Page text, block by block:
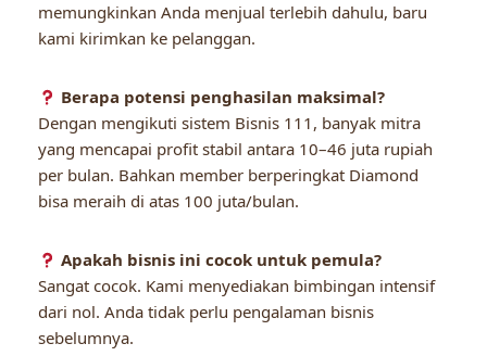
memungkinkan Anda menjual terlebih dahulu, baru
kami kirimkan ke pelanggan.
Berapa potensi penghasilan maksimal?
Dengan mengikuti sistem Bisnis 111, banyak mitra
yang mencapai profit stabil antara 10–46 juta rupiah
per bulan. Bahkan member berperingkat Diamond
bisa meraih di atas 100 juta/bulan.
Apakah bisnis ini cocok untuk pemula?
Sangat cocok. Kami menyediakan bimbingan intensif
dari nol. Anda tidak perlu pengalaman bisnis
sebelumnya.